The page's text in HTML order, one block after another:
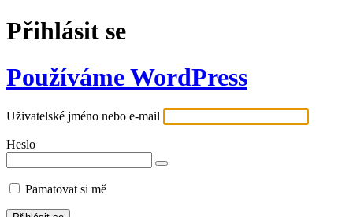
Přihlásit se
Používáme WordPress
Uživatelské jméno nebo e-mail
Heslo
Pamatovat si mě